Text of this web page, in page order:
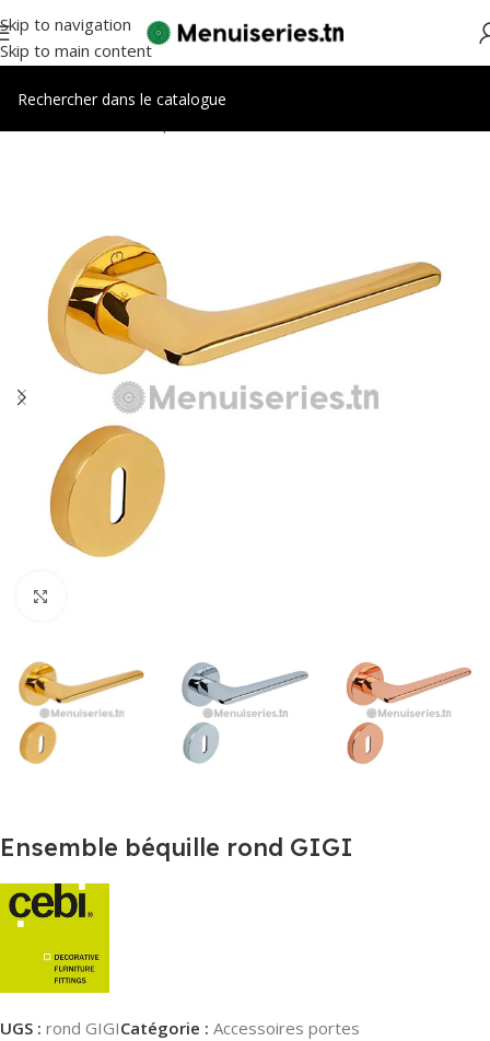
Skip to navigation
Skip to main content
Ensemble béquille rond GIGI
UGS : rond GIGICatégorie : Accessoires portes